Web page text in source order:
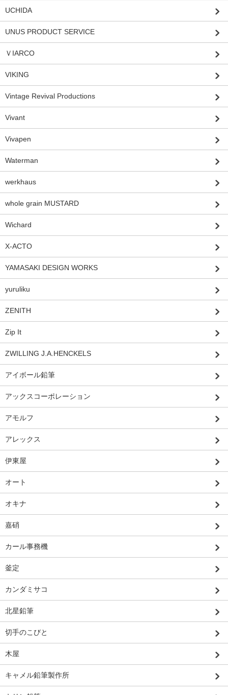
UCHIDA
UNUS PRODUCT SERVICE
ＶIARCO
VIKING
Vintage Revival Productions
Vivant
Vivapen
Waterman
werkhaus
whole grain MUSTARD
Wichard
X-ACTO
YAMASAKI DESIGN WORKS
yuruliku
ZENITH
Zip It
ZWILLING J.A.HENCKELS
アイボール鉛筆
アックスコーポレーション
アモルフ
アレックス
伊東屋
オート
オキナ
嘉硝
カール事務機
釜定
カンダミサコ
北星鉛筆
切手のこびと
木屋
キャメル鉛筆製作所